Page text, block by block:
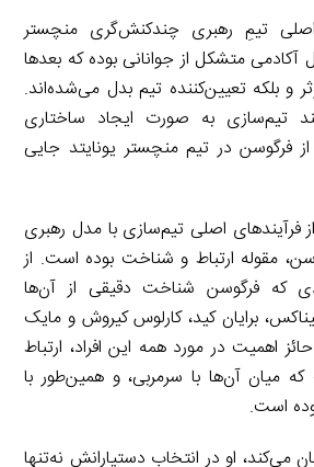
تیمِ رهبری چندکنش‌گری منچستر
آکادمی متشکل از جوانانی بوده که بعدها
و بلکه تعیین‌کننده تیم بدل می‌شده‌اند.
تیم‌سازی به صورت ایجاد ساختاری
فرگوسن در تیم منچستر یونایتد جایی
اصلی تیم‌سازی با مدل رهبری
مقوله ارتباط و شناخت بوده است. از
که فرگوسن شناخت دقیقی از آن‌ها
برایان کید، کارلوس کیروش و مایک
اهمیت در مورد همه این افراد، ارتباط
میان آن‌ها با سرمربی، و همین‌طور با
است.
می‌کند، او در انتخاب دستیارانش نه‌تنها